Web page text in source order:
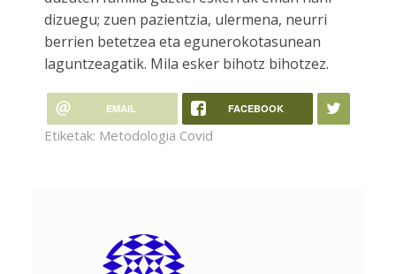
dizuegu; zuen pazientzia, ulermena, neurri
berrien betetzea eta egunerokotasunean
laguntzeagatik. Mila esker bihotz bihotzez.
EMAIL FACEBOOK
Etiketak: Metodologia Covid